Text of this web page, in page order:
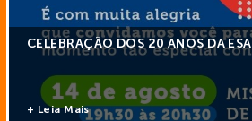
CELEBRAÇÃO DOS 20 ANOS DA ESA
+ Leia Mais